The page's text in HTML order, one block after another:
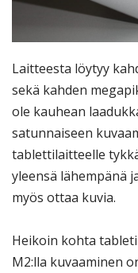
Laitteesta löytyy
sekä kahden
ole kauhean
satunnaiseen
tablettilaitteelle
yleensä lähempänä
myös ottaa kuvia.
Heikoin kohta
M2:lla kuvaaminen